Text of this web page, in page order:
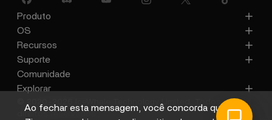
Ao fechar esta mensagem, você concorda que a
Produto
ZimaCube
ZimaBoard 2
ZimaBoard
ZimaBlade
Acessórios
OS
ZimaOS
CasaOS
Recursos
Blog
Documentos
Galeria
Suporte
Política de Privacidade
Política de Reembolso
Política de Envio
Termos de Serviço
Comunidade
Explorar
Sobre Nós
Distribuidores
© 2020-2026 IceWhale Technology Limited. Todos os